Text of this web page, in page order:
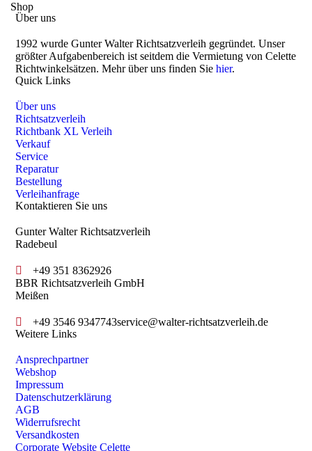
Shop
Über uns
1992 wurde Gunter Walter Richtsatzverleih gegründet. Unser
größter Aufgabenbereich ist seitdem die Vermietung von Celette
Richtwinkelsätzen. Mehr über uns finden Siehier.
Quick Links
Über uns
Richtsatzverleih
Richtbank XL Verleih
Verkauf
Service
Reparatur
Bestellung
Verleihanfrage
Kontaktieren Sie uns
Gunter Walter Richtsatzverleih
Radebeul
+49 351 8362926
BBR Richtsatzverleih GmbH
Meißen
+49 3546 9347743service@walter-richtsatzverleih.de
Weitere Links
Ansprechpartner
Webshop
Impressum
Datenschutzerklärung
AGB
Widerrufsrecht
Versandkosten
Corporate Website Celette